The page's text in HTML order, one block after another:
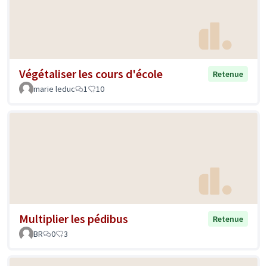
Végétaliser les cours d'école
Retenue
marie leduc
1 10
Multiplier les pédibus
Retenue
BR
0 3